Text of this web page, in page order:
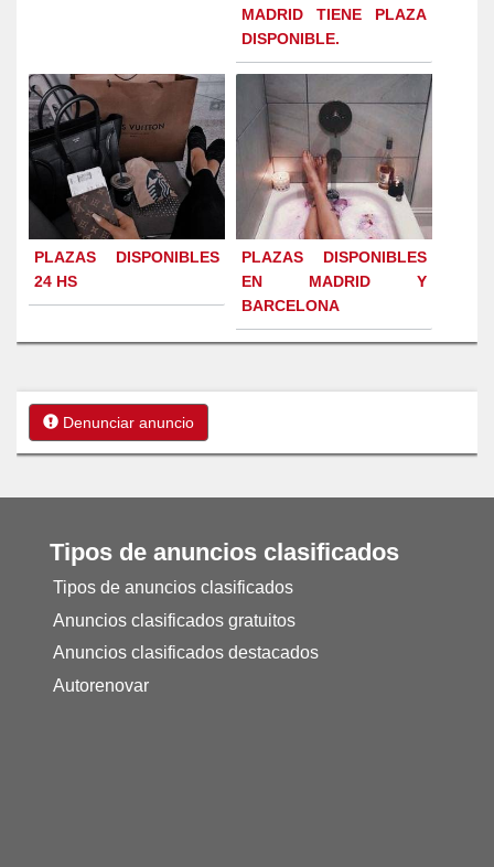
MADRID TIENE PLAZA
DISPONIBLE.
PLAZAS DISPONIBLES
24 HS
PLAZAS DISPONIBLES
EN MADRID Y
BARCELONA
Denunciar anuncio
Tipos de anuncios clasificados
Tipos de anuncios clasificados
Anuncios clasificados gratuitos
Anuncios clasificados destacados
Autorenovar